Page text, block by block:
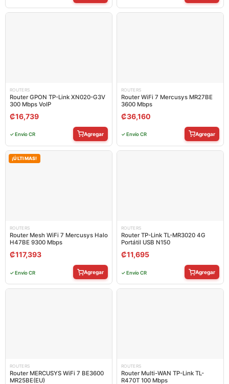
ROUTERS
Router GPON TP-Link XN020-G3V
300 Mbps VoIP
₡16,739
✓ Envío CR Agregar
ROUTERS
Router WiFi 7 Mercusys MR27BE
3600 Mbps
₡36,160
✓ Envío CR Agregar
¡ÚLTIMAS!
ROUTERS
Router Mesh WiFi 7 Mercusys Halo
H47BE 9300 Mbps
₡117,393
✓ Envío CR Agregar
ROUTERS
Router TP-Link TL-MR3020 4G
Portátil USB N150
₡11,695
✓ Envío CR Agregar
ROUTERS
Router MERCUSYS WiFi 7 BE3600
MR25BE(EU)
ROUTERS
Router Multi-WAN TP-Link TL-
R470T 100 Mbps